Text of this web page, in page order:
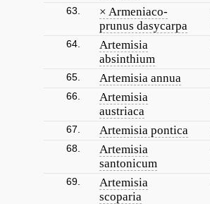
63.
× Armeniaco-
prunus dasycarpa
64.
Artemisia
absinthium
65. Artemisia annua
66.
Artemisia
austriaca
67. Artemisia pontica
68.
Artemisia
santonicum
69.
Artemisia
scoparia